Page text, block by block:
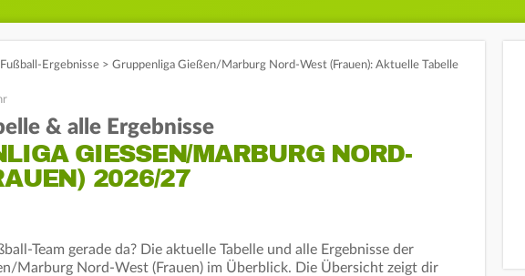
Fußball-Ergebnisse > Gruppenliga Gießen/Marburg Nord-West (Frauen): Aktuelle Tabelle
& alle Ergebnisse
GIESSEN/MARBURG NORD-W
2026/27
Team gerade da? Die aktuelle Tabelle und alle Ergebnisse der
Marburg Nord-West (Frauen) im Überblick. Die Übersicht zeigt dir